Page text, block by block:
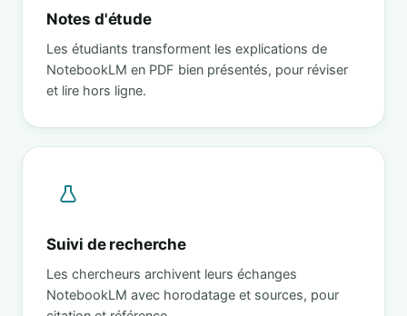
Notes d'étude
Les étudiants transforment les explications de
NotebookLM en PDF bien présentés, pour réviser
et lire hors ligne.
Suivi de recherche
Les chercheurs archivent leurs échanges
NotebookLM avec horodatage et sources, pour